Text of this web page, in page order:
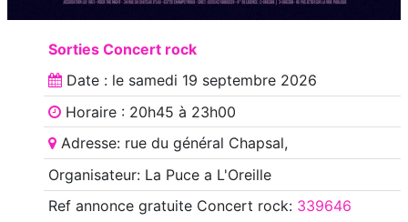
Sorties Concert rock
Date : le samedi 19 septembre 2026
Horaire : 20h45 à 23h00
Adresse: rue du général Chapsal,
Organisateur: La Puce a L'Oreille
Ref annoncegratuite Concert rock: 339646